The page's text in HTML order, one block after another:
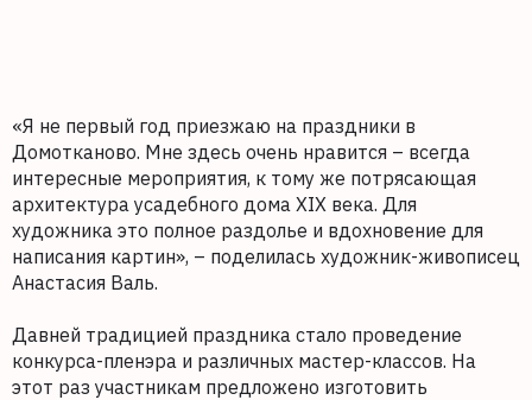
«Я не первый год приезжаю на праздники в
Домотканово. Мне здесь очень нравится – всегда
интересные мероприятия, к тому же потрясающая
архитектура усадебного дома XIX века. Для
художника это полное раздолье и вдохновение для
написания картин», – поделилась художник-живописец
Анастасия Валь.
Давней традицией праздника стало проведение
конкурса-пленэра и различных мастер-классов. На
этот раз участникам предложено изготовить